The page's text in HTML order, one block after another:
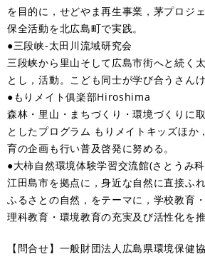
を目的に，せどやま再生事業，茅プロジ
保全活動を北広島町で実践。
●三段峡-太田川流域研究会
三段峡から里山そして広島市街へと続く
とし，活動。こども同士が学び合うさん
●もりメイト俱楽部Hiroshima
森林・里山・まちづくり・環境づくりに
としたプログラム もりメイトキッズほか
育の企画も行い普及啓発に努める。
●大柿自然環境体験学習交流館(さとうみ
江田島市を拠点に，身近な自然に直接ふ
ふるさとの自然，をテーマに，学校教育
理科教育・環境教育の充実及び活性化を推
【問合せ】一般財団法人広島県環境保健